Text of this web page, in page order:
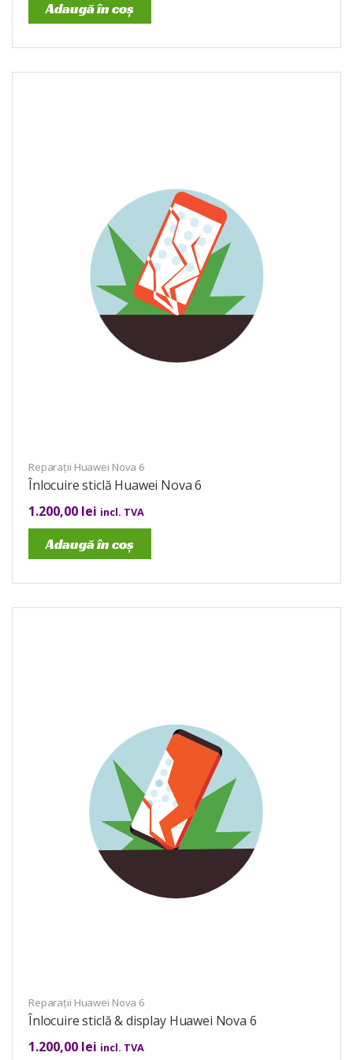
Adaugă în coș
Reparații Huawei Nova 6
Înlocuire sticlă Huawei Nova 6
1.200,00 lei incl. TVA
Adaugă în coș
Reparații Huawei Nova 6
Înlocuire sticlă & display Huawei Nova 6
1.200,00 lei incl. TVA